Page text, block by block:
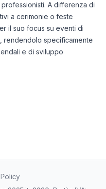
A differenza di
a cerimonie o feste
il suo focus su eventi di
rendendolo specificamente
e di sviluppo